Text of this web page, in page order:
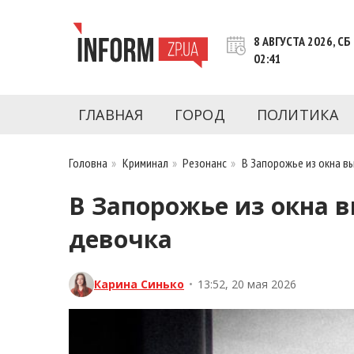
INFORM.ZP.UA – это информационный
последние новости Запорожья и
8 АВГУСТА 2026, СБ
02:41
ГЛАВНАЯ ГОРОД ПОЛИТИКА
Головна » Криминал »Резонанс » В Запорожье из окна
В Запорожье из окна
девочка
Карина Синько • 13:52, 20 мая 2026